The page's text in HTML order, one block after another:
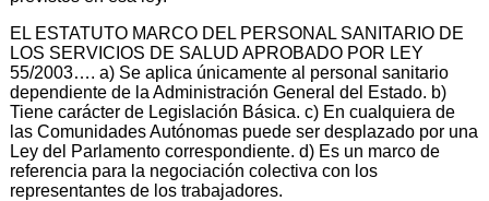
EL ESTATUTO MARCO DEL PERSONAL SANITARIO DE
LOS SERVICIOS DE SALUD APROBADO POR LEY
55/2003…. a) Se aplica únicamente al personal sanitario
dependiente de la Administración General del Estado. b)
Tiene carácter de Legislación Básica. c) En cualquiera de
las Comunidades Autónomas puede ser desplazado por una
Ley del Parlamento correspondiente. d) Es un marco de
referencia para la negociación colectiva con los
representantes de los trabajadores.